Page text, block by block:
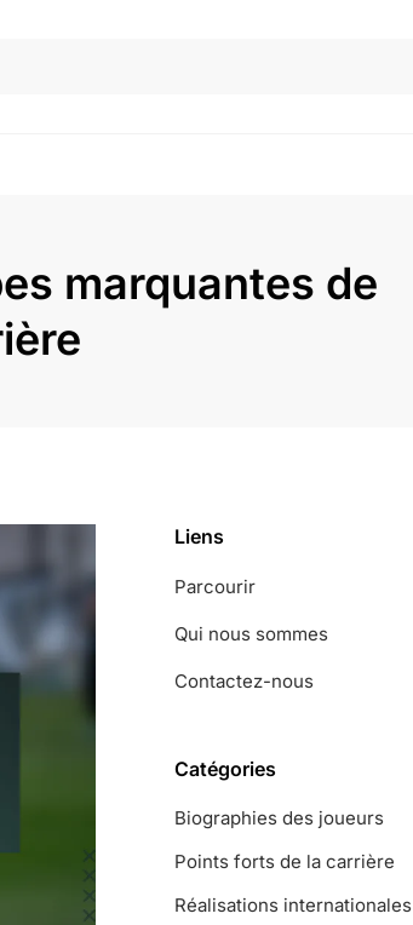
marquantes de
Liens
Parcourir
Qui nous sommes
Contactez-nous
Catégories
Biographies des joueurs
Points forts de la carrière
Réalisations internationales